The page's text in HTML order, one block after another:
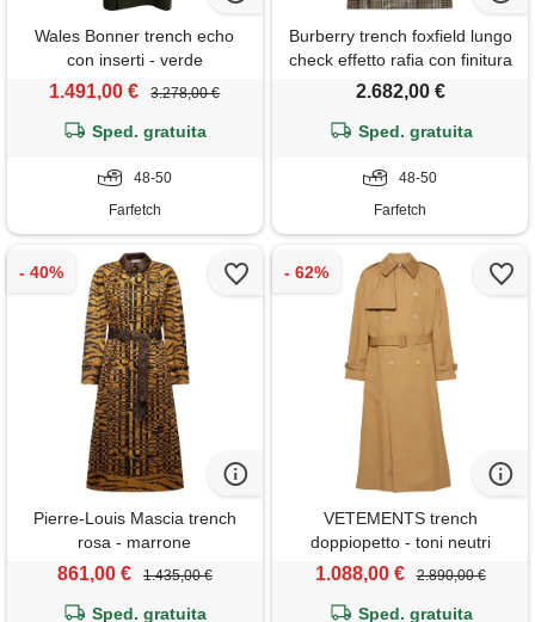
Wales Bonner trench echo
con inserti - verde
1.491,00 € 3.278,00 €
Sped. gratuita
48-50
Farfetch
Burberry trench foxfield lungo
check effetto rafia con finitura
cerata - marrone
2.682,00 €
Sped. gratuita
48-50
Farfetch
Pierre-Louis Mascia trench
rosa - marrone
861,00 € 1.435,00 €
Sped. gratuita
VETEMENTS trench
doppiopetto - toni neutri
1.088,00 € 2.890,00 €
Sped. gratuita